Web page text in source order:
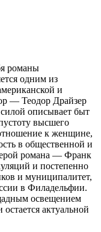
романы
одним из
и
— Теодор Драйзер
описывает быт
высшего
к женщине,
в общественной и
романа — Франк
и постепенно
и муниципалитет,
в Филадельфии.
освещением
актуальной